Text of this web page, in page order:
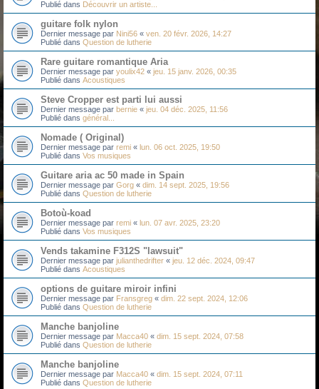
Publié dans Découvrir un artiste...
guitare folk nylon
Dernier message par Nini56 « ven. 20 févr. 2026, 14:27
Publié dans Question de lutherie
Rare guitare romantique Aria
Dernier message par youlix42 « jeu. 15 janv. 2026, 00:35
Publié dans Acoustiques
Steve Cropper est parti lui aussi
Dernier message par bernie « jeu. 04 déc. 2025, 11:56
Publié dans général...
Nomade ( Original)
Dernier message par remi « lun. 06 oct. 2025, 19:50
Publié dans Vos musiques
Guitare aria ac 50 made in Spain
Dernier message par Gorg « dim. 14 sept. 2025, 19:56
Publié dans Question de lutherie
Botoù-koad
Dernier message par remi « lun. 07 avr. 2025, 23:20
Publié dans Vos musiques
Vends takamine F312S "lawsuit"
Dernier message par julianthedrifter « jeu. 12 déc. 2024, 09:47
Publié dans Acoustiques
options de guitare miroir infini
Dernier message par Fransgreg « dim. 22 sept. 2024, 12:06
Publié dans Question de lutherie
Manche banjoline
Dernier message par Macca40 « dim. 15 sept. 2024, 07:58
Publié dans Question de lutherie
Manche banjoline
Dernier message par Macca40 « dim. 15 sept. 2024, 07:11
Publié dans Question de lutherie